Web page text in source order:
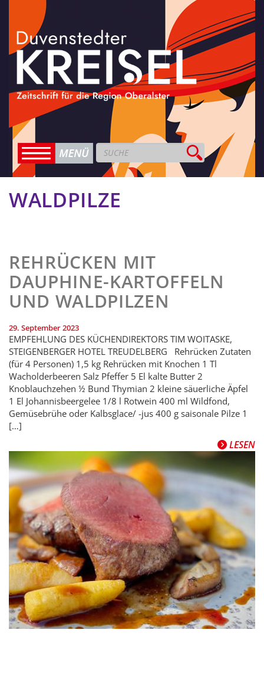
WALDPILZE
REHRÜCKEN MIT
DAUPHINE-KARTOFFELN
UND WALDPILZEN
29. September 2023
EMPFEHLUNG DES KÜCHENDIREKTORS TIM WOITASKE,
STEIGENBERGER HOTEL TREUDELBERG Rehrücken Zutaten
(für 4 Personen) 1,5 kg Rehrücken mit Knochen 1 Tl
Wacholderbeeren Salz Pfeffer 5 El kalte Butter 2
Knoblauchzehen ½ Bund Thymian 2 kleine säuerliche Äpfel
1 El Johannisbeergelee 1/8 l Rotwein 400 ml Wildfond,
Gemüsebrühe oder Kalbsglace/ -jus 400 g saisonale Pilze 1
[…]
LESEN